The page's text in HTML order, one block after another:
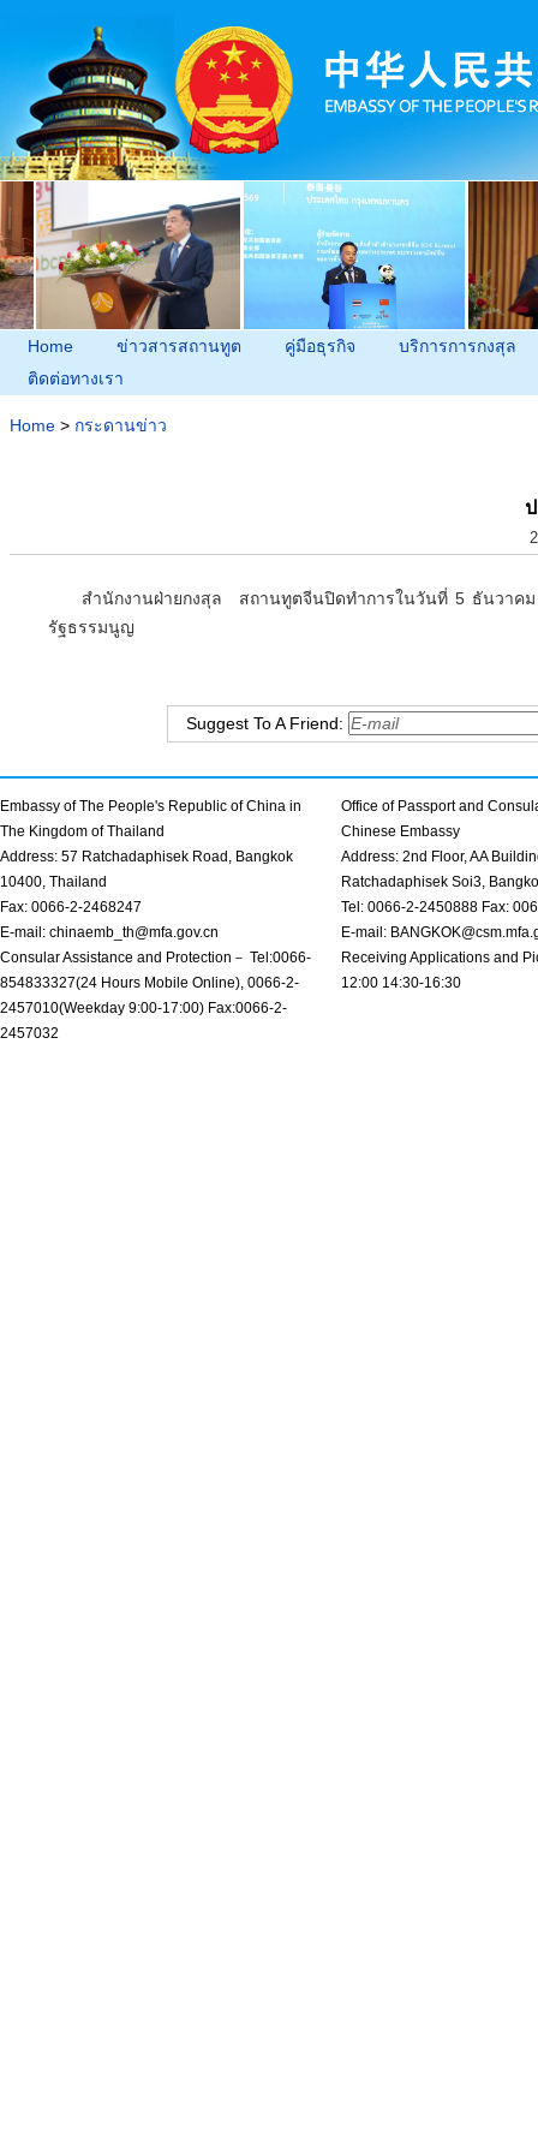
Home ข่าวสารสถานทูต คู่มือธุรกิจ
บริการการกงสุล
ติดต่อทางเรา
Home > กระดานข่าว
สำนักงานฝ่ายกงสุล สถานทูตจีนปิดทำการในวันที่ 5 ธันวาค
รัฐธรรมนูญ
Suggest To A Friend:
Embassy of The People's Republic of China in
The Kingdom of Thailand
Address: 57 Ratchadaphisek Road, Bangkok
10400, Thailand
Fax: 0066-2-2468247
E-mail: chinaemb_th@mfa.gov.cn
Consular Assistance and Protection－ Tel:0066-
854833327(24 Hours Mobile Online), 0066-2-
2457010(Weekday 9:00-17:00) Fax:0066-2-
2457032
Office of Passport and
Chinese Embassy
Address: 2nd Floor, AA
Ratchadaphisek Soi3,
Tel: 0066-2-2450888 Fax:
E-mail:
Receiving Applications and
12:00 14:30-16:30